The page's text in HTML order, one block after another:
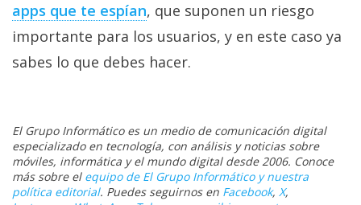
apps que te espían, que suponen un riesgo
importante para los usuarios, y en este caso ya
sabes lo que debes hacer.
El Grupo Informático es un medio de comunicación digital
especializado en tecnología, con análisis y noticias sobre
móviles, informática y el mundo digital desde 2006. Conoce
más sobre el equipo de El Grupo Informático y nuestra
política editorial. Puedes seguirnos en Facebook, X,